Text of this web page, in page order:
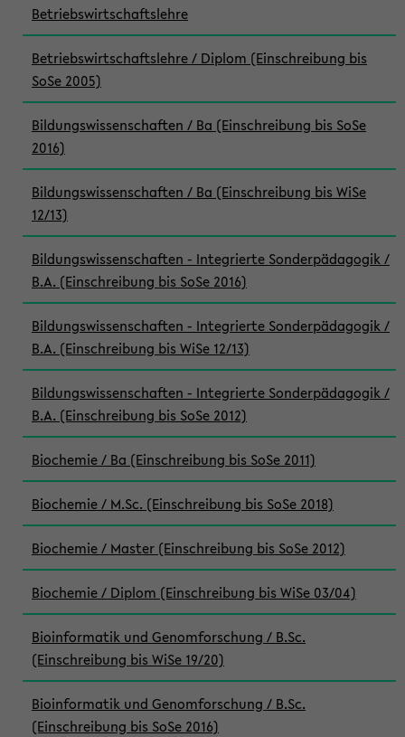
Betriebswirtschaftslehre
Betriebswirtschaftslehre / Diplom (Einschreibung bis
SoSe 2005)
Bildungswissenschaften / Ba (Einschreibung bis SoSe
2016)
Bildungswissenschaften / Ba (Einschreibung bis WiSe
12/13)
Bildungswissenschaften - Integrierte Sonderpädagogik /
B.A. (Einschreibung bis SoSe 2016)
Bildungswissenschaften - Integrierte Sonderpädagogik /
B.A. (Einschreibung bis WiSe 12/13)
Bildungswissenschaften - Integrierte Sonderpädagogik /
B.A. (Einschreibung bis SoSe 2012)
Biochemie / Ba (Einschreibung bis SoSe 2011)
Biochemie / M.Sc. (Einschreibung bis SoSe 2018)
Biochemie / Master (Einschreibung bis SoSe 2012)
Biochemie / Diplom (Einschreibung bis WiSe 03/04)
Bioinformatik und Genomforschung / B.Sc.
(Einschreibung bis WiSe 19/20)
Bioinformatik und Genomforschung / B.Sc.
(Einschreibung bis SoSe 2016)